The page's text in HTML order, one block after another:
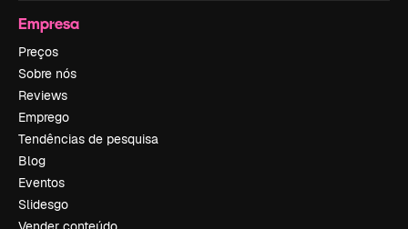
Empresa
Preços
Sobre nós
Reviews
Emprego
Tendências de pesquisa
Blog
Eventos
Slidesgo